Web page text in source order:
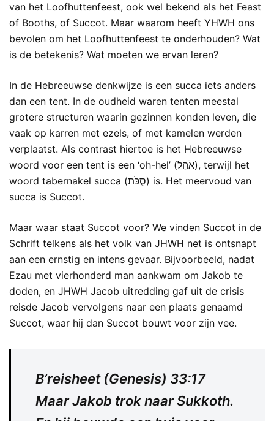
van het Loofhuttenfeest, ook wel bekend als het Feast
of Booths, of Succot. Maar waarom heeft YHWH ons
bevolen om het Loofhuttenfeest te onderhouden? Wat
is de betekenis? Wat moeten we ervan leren?
In de Hebreeuwse denkwijze is een succa iets anders
dan een tent. In de oudheid waren tenten meestal
grotere structuren waarin gezinnen konden leven, die
vaak op karren met ezels, of met kamelen werden
verplaatst. Als contrast hiertoe is het Hebreeuwse
woord voor een tent is een ‘oh-hel’ (אֹהֶל), terwijl het
woord tabernakel succa (סֻּכֹּת) is. Het meervoud van
succa is Succot.
Maar waar staat Succot voor? We vinden Succot in de
Schrift telkens als het volk van JHWH net is ontsnapt
aan een ernstig en intens gevaar. Bijvoorbeeld, nadat
Ezau met vierhonderd man aankwam om Jakob te
doden, en JHWH Jacob uitredding gaf uit de crisis
reisde Jacob vervolgens naar een plaats genaamd
Succot, waar hij dan Succot bouwt voor zijn vee.
B’reisheet (Genesis) 33:17
Maar Jakob trok naar Sukkoth.